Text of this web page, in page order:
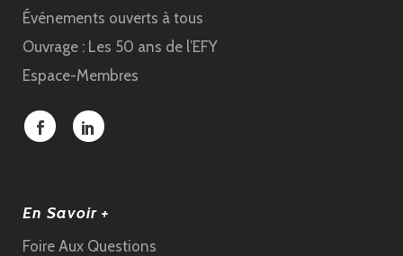
Événements ouverts à tous
Ouvrage : Les 50 ans de l’EFY
Espace-Membres
En Savoir +
Foire Aux Questions